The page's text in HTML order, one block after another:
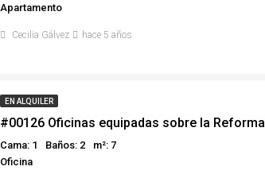
Apartamento
Cecilia Gálvez hace 5 años
EN ALQUILER
#00126 Oficinas equipadas sobre la Reforma
Cama: 1 Baños: 2
m²: 7
Oficina